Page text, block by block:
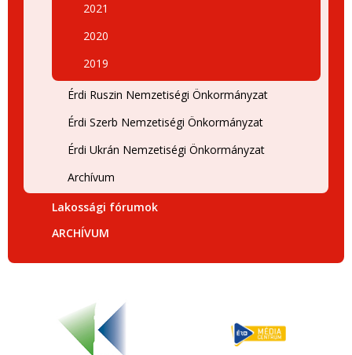
2021
2020
2019
Érdi Ruszin Nemzetiségi Önkormányzat
Érdi Szerb Nemzetiségi Önkormányzat
Érdi Ukrán Nemzetiségi Önkormányzat
Archívum
Lakossági fórumok
ARCHÍVUM